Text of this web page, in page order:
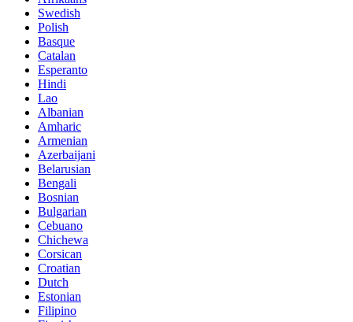
Swedish
Polish
Basque
Catalan
Esperanto
Hindi
Lao
Albanian
Amharic
Armenian
Azerbaijani
Belarusian
Bengali
Bosnian
Bulgarian
Cebuano
Chichewa
Corsican
Croatian
Dutch
Estonian
Filipino